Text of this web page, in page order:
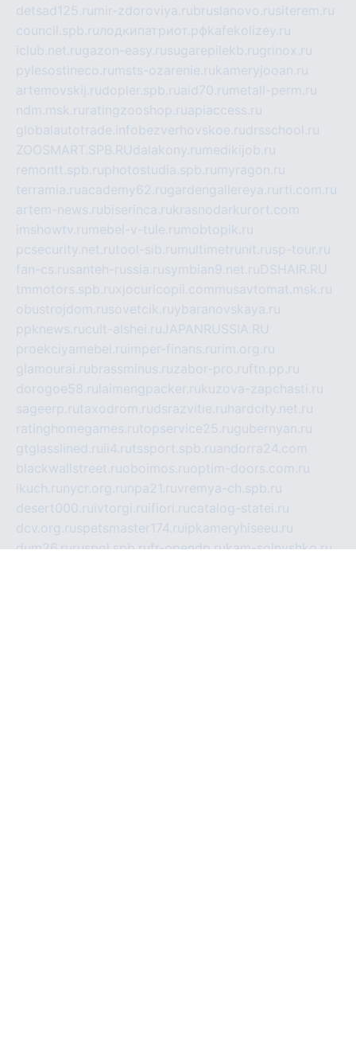
detsad125.ru mir-zdoroviya.rubruslanovo.rusiterem.ru
council.spb.ruлодкипатриот.рфkafekolizey.ru
iclub.net.rugazon-easy.rusugarepilekb.rugrinox.ru
pylesostineco.ru msts-ozarenie.rukameryjooan.ru
artemovskij.rudopler.spb.ruaid70.ru metall-perm.ru
ndm.msk.ru ratingzooshop.ruapiaccess.ru
globalautotrade.info bezverhovskoe.rudrsschool.ru
ZOOSMART.SPB.RUdalakony.ru medikijob.ru
remontt.spb.ruphotostudia.spb.ru myragon.ru
terramia.ruacademy62.rugardengallereya.ru rti.com.ru
artem-news.rubiserinca.rukrasnodarkurort.com
imshowtv.ru mebel-v-tule.ru mobtopik.ru
pcsecurity.net.rutool-sib.ru multimetrunit.rusp-tour.ru
fan-cs.rusanteh-russia.rusymbian9.net.ruDSHAIR.RU
tmmotors.spb.ruxjocuricopii.com musavtomat.msk.ru
obustrojdom.rusovetcik.ruybaranovskaya.ru
ppknews.rucult-alshei.ruJAPANRUSSIA.RU
proekciyamebel.ru imper-finans.ru rim.org.ru
glamourai.rubrassminus.ruzabor-pro.ruftn.pp.ru
dorogoe58.ru laimengpacker.rukuzova-zapchasti.ru
sageerp.rutaxodrom.rudsrazvitie.ru hardcity.net.ru
ratinghomegames.rutopservice25.rugubernyan.ru
gtglasslined.ru ii4.rutssport.spb.ruandorra24.com
blackwallstreet.ruoboimos.ruoptim-doors.com.ru
ikuch.ru nycr.org.ru npa21.ruvremya-ch.spb.ru
desert000.ru ivtorgi.ru ifiori.rucatalog-statei.ru
dcv.org.ruspetsmaster174.ru ipkameryhiseeu.ru
dum26.ruruspol.spb.rufr-opendp.rukam-solnyshko.ru